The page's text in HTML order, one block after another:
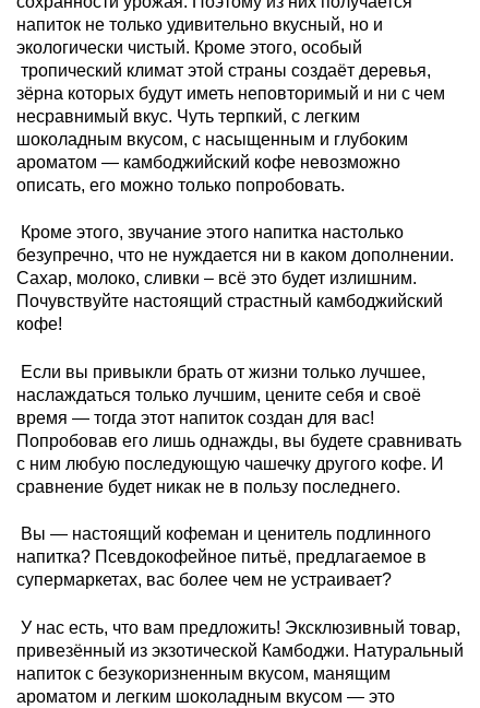
напиток не только удивительно вкусный, но и
экологически чистый. Кроме этого, особый
тропический климат этой страны создаёт деревья,
зёрна которых будут иметь неповторимый и ни с чем
несравнимый вкус. Чуть терпкий, с легким
шоколадным вкусом, с насыщенным и глубоким
ароматом — камбоджийский кофе невозможно
описать, его можно только попробовать.
Кроме этого, звучание этого напитка настолько
безупречно, что не нуждается ни в каком дополнении.
Сахар, молоко, сливки – всё это будет излишним.
Почувствуйте настоящий страстный камбоджийский
кофе!
Если вы привыкли брать от жизни только лучшее,
наслаждаться только лучшим, цените себя и своё
время — тогда этот напиток создан для вас!
Попробовав его лишь однажды, вы будете сравнивать
с ним любую последующую чашечку другого кофе. И
сравнение будет никак не в пользу последнего.
Вы — настоящий кофеман и ценитель подлинного
напитка? Псевдокофейное питьё, предлагаемое в
супермаркетах, вас более чем не устраивает?
У нас есть, что вам предложить! Эксклюзивный товар,
привезённый из экзотической Камбоджи. Натуральный
напиток с безукоризненным вкусом, манящим
ароматом и легким шоколадным вкусом — это